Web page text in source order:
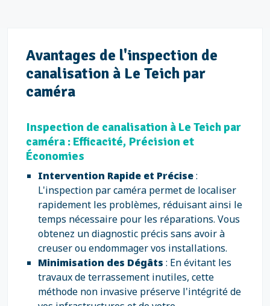
Avantages de l'inspection de
canalisation à Le Teich par
caméra
Inspection de canalisation à Le Teich par
caméra : Efficacité, Précision et
Économies
Intervention Rapide et Précise:
L'inspection par caméra permet de localiser
rapidement les problèmes, réduisant ainsi le
temps nécessaire pour les réparations. Vous
obtenez un diagnostic précis sans avoir à
creuser ou endommager vos installations.
Minimisation des Dégâts : En évitant les
travaux de terrassement inutiles, cette
méthode non invasive préserve l'intégrité de